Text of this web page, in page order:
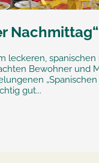
Nachmittag“
leckeren,
Bewohner und
gut...